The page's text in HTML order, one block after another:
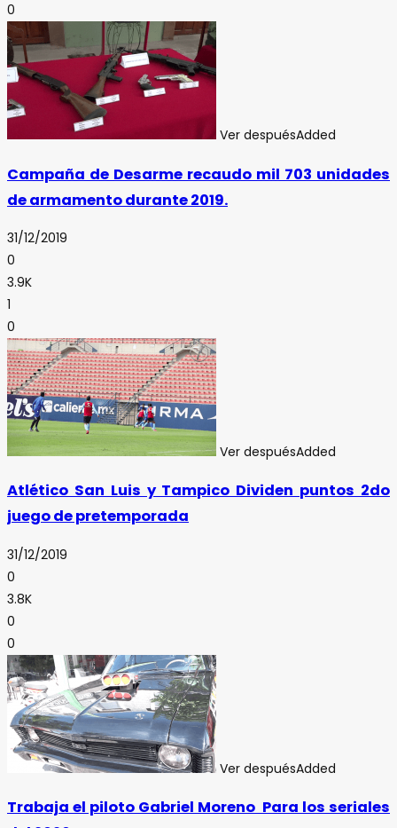
0
Ver despuésAdded
Campaña de Desarme recaudo mil 703 unidades
de armamento durante 2019.
31/12/2019
0
3.9K
1
0
Ver despuésAdded
Atlético San Luis y Tampico Dividen puntos 2do
juego de pretemporada
31/12/2019
0
3.8K
0
0
Ver despuésAdded
Trabaja el piloto Gabriel Moreno Para los seriales